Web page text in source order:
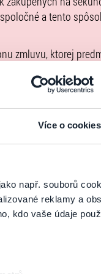
Více o cookies
např. souborů
reklamy a
kdo vaše údaje
a tento
zmluvu, ktorej
sú uvedené
uhradiť len
že kúpne
GoOut, ani
. Poukazy
EÚ 2022/
, iba výrobky
informácie a